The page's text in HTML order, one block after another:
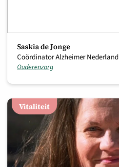
Saskia de Jonge
Coördinator Alzheimer Nederland
Ouderenzorg
Vitaliteit